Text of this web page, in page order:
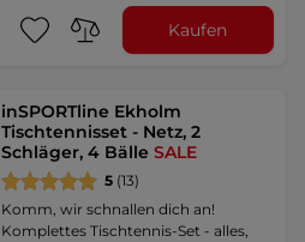
Kaufen
inSPORTline Ekholm
Tischtennisset - Netz, 2
Schläger, 4 BälleSALE
5 (13)
Komm, wir schnallen dich an!
Komplettes Tischtennis-Set - alles,